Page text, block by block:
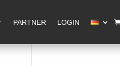
PARTNER LOGIN